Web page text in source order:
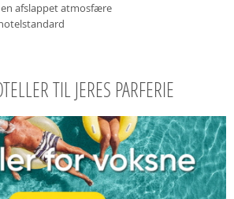
afslappet atmosfære
TIL JERES PARFERIE